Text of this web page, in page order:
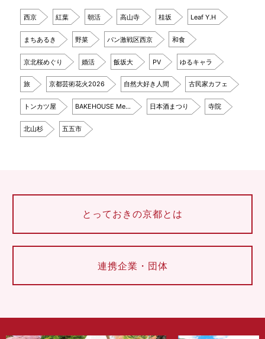
西京 紅葉 朝活 高山寺 桂坂 Leaf Y.H
まちあるき 野菜 パン激戦区西京 和食
京北桜めぐり 婚活 飯坂大 PV ゆるキャラ
旅 京都芸術花火2026 自然大好き人間 古民家カフェ
トンカツ屋 BAKEHOUSE Me… 日本酒まつり 寺院
北山杉 五五市
とっておきの京都とは
連携企業・団体